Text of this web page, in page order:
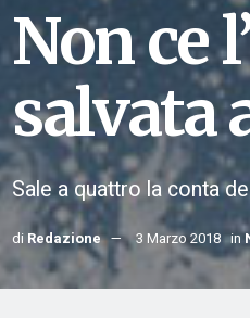
Non ce
salvata
Sale a quattro la conta
di Redazione 3 Marzo 2018 in